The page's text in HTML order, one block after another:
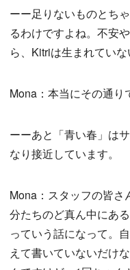
ーー足りないものとち
るわけですよね。不安
ら、Kitriは生まれていな
Mona：本当にその通り
ーーあと「青い春」は
なり接近しています。
Mona：スタッフの皆さ
分たちのど真ん中にあ
っていう話になって。
えて書いていないだけ